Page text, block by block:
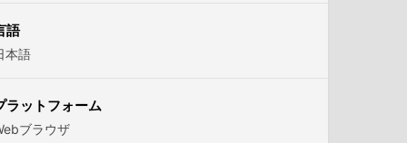
語
本語
ラットフォーム
ブラウザ